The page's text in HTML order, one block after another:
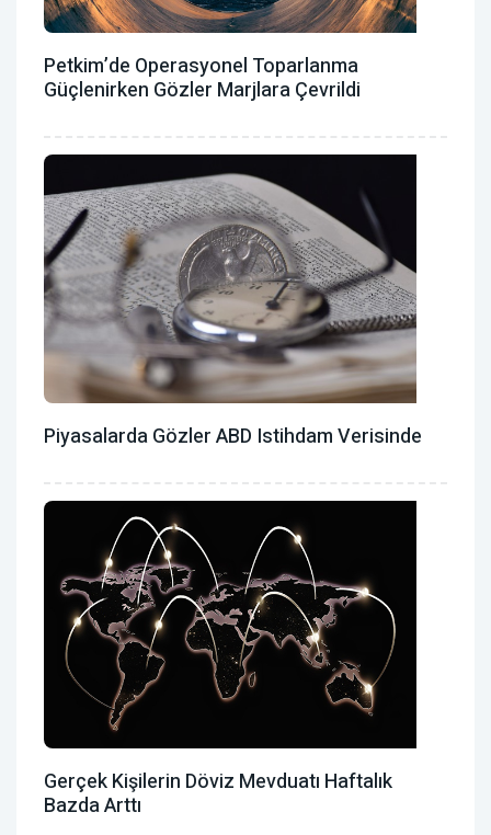
Petkim’de Operasyonel Toparlanma
Güçlenirken Gözler Marjlara Çevrildi
Piyasalarda Gözler ABD Istihdam Verisinde
Gerçek Kişilerin Döviz Mevduatı Haftalık
Bazda Arttı